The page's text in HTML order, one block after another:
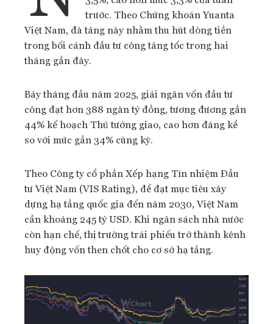
trước. Theo Chứng khoán Yuanta
Việt Nam, đà tăng này nhằm thu hút dòng tiền
trong bối cảnh đầu tư công tăng tốc trong hai
tháng gần đây.
Bảy tháng đầu năm 2025, giải ngân vốn đầu tư
công đạt hơn 388 ngàn tỷ đồng, tương đương gần
44% kế hoạch Thủ tướng giao, cao hơn đáng kể
so với mức gần 34% cùng kỳ.
Theo Công ty cổ phần Xếp hạng Tín nhiệm Đầu
tư Việt Nam (VIS Rating), để đạt mục tiêu xây
dựng hạ tầng quốc gia đến năm 2030, Việt Nam
cần khoảng 245 tỷ USD. Khi ngân sách nhà nước
còn hạn chế, thị trường trái phiếu trở thành kênh
huy động vốn then chốt cho cơ sở hạ tầng.